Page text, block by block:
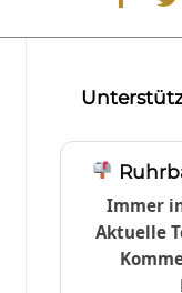
Immer
Aktuelle